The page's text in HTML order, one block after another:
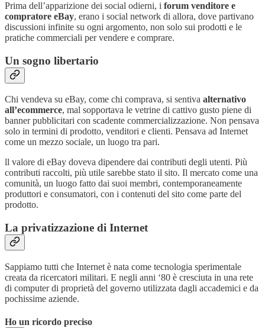
Prima dell’apparizione dei social odierni, i forum venditore e
compratore eBay, erano i social network di allora, dove partivano
discussioni infinite su ogni argomento, non solo sui prodotti e le
pratiche commerciali per vendere e comprare.
Un sogno libertario
Chi vendeva su eBay, come chi comprava, si sentiva alternativo
all’ecommerce, mal sopportava le vetrine di cattivo gusto piene di
banner pubblicitari con scadente commercializzazione. Non pensava
solo in termini di prodotto, venditori e clienti. Pensava ad Internet
come un mezzo sociale, un luogo tra pari.
ll valore di eBay doveva dipendere dai contributi degli utenti. Più
contributi raccolti, più utile sarebbe stato il sito. Il mercato come una
comunità, un luogo fatto dai suoi membri, contemporaneamente
produttori e consumatori, con i contenuti del sito come parte del
prodotto.
La privatizzazione di Internet
Sappiamo tutti che Internet è nata come tecnologia sperimentale
creata da ricercatori militari. E negli anni ‘80 è cresciuta in una rete
di computer di proprietà del governo utilizzata dagli accademici e da
pochissime aziende.
Ho un ricordo preciso